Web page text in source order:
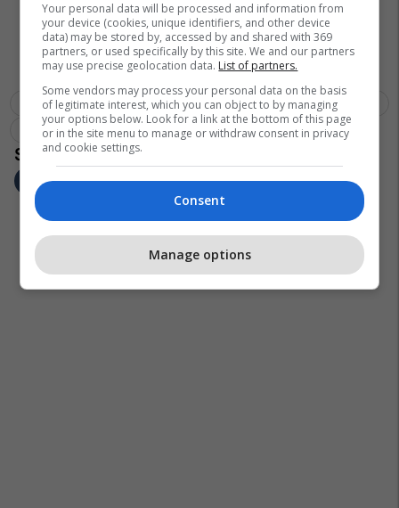
Përfaqësuesja E Kosovës Në Basketboll
Granit Rugova
Fidan Shatri
Your personal data will be processed and information from
your device (cookies, unique identifiers, and other device
data) may be stored by, accessed by and shared with 369
partners, or used specifically by this site. We and our partners
may use precise geolocation data. List of partners.
Some vendors may process your personal data on the basis
of legitimate interest, which you can object to by managing
your options below. Look for a link at the bottom of this page
or in the site menu to manage or withdraw consent in privacy
and cookie settings.
Consent
Manage options